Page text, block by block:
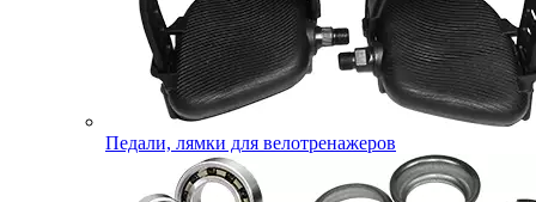
Педали, лямки для велотренажеров